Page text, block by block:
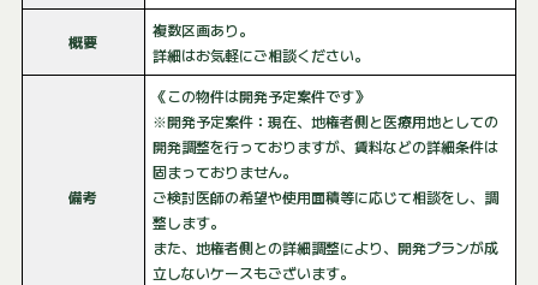
概要
複数区画あり。
詳細はお気軽にご相談ください。
備考
《この物件は開発予定案件です》
※開発予定案件：現在、地権者側と医療用地としての
開発調整を行っておりますが、賃料などの詳細条件は
固まっておりません。
ご検討医師の希望や使用面積等に応じて相談をし、調
整します。
また、地権者側との詳細調整により、開発プランが成
立しないケースもございます。